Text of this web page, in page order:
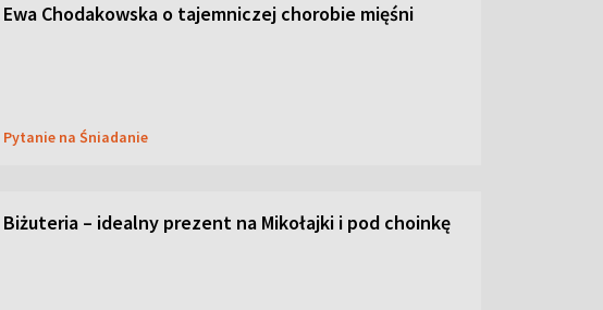
Ewa Chodakowska o tajemniczej chorobie mięśni
Pytanie na Śniadanie
Biżuteria – idealny prezent na Mikołajki i pod choinkę